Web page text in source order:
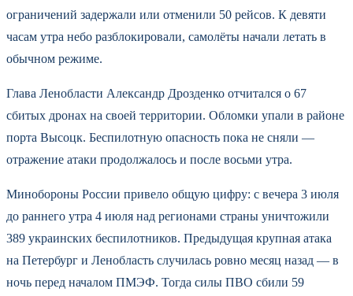
ограничений задержали или отменили 50 рейсов. К девяти
часам утра небо разблокировали, самолёты начали летать в
обычном режиме.
Глава Ленобласти Александр Дрозденко отчитался о 67
сбитых дронах на своей территории. Обломки упали в районе
порта Высоцк. Беспилотную опасность пока не сняли —
отражение атаки продолжалось и после восьми утра.
Минобороны России привело общую цифру: с вечера 3 июля
до раннего утра 4 июля над регионами страны уничтожили
389 украинских беспилотников. Предыдущая крупная атака
на Петербург и Ленобласть случилась ровно месяц назад — в
ночь перед началом ПМЭФ. Тогда силы ПВО сбили 59